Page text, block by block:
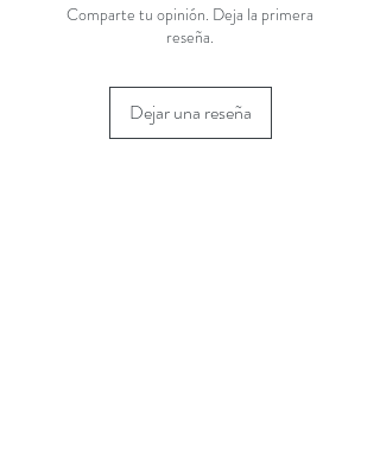
Comparte tu opinión. Deja la primera
reseña.
Dejar una reseña